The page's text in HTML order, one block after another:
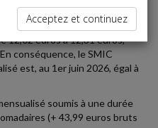
JUIN 2026
12,02 euros à 12,31 euros,
conséquence, le SMIC
est, au 1er juin 2026, égal à
soumis à une durée
(+ 43,99 euros bruts
Acceptez et continuez